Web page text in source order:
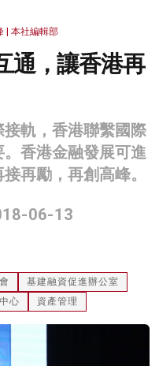
| 本社編輯部
通，讓香港再
軌，香港聯繫國際
香港金融發展可進
再勵，再創高峰。
06-13
基建融資促進辦公室
心 資產管理